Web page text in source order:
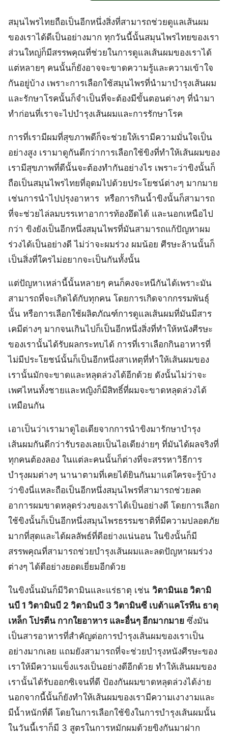
สมุนไพรไทยถือเป็นอีกหนึ่งสิ่งที่สามารถช่วยดูแลเส้นผม
ของเราได้ดีเป็นอย่างมาก ทุกวันนี้นั้นสมุนไพรไทยของเรา
ส่วนใหญ่ก็มีสรรพคุณที่ช่วยในการดูแลเส้นผมของเราได้
แต่หลายๆ คนนั้นก็ยังอาจจะขาดความรู้และความเข้าใจ
กันอยู่บ้าง เพราะการเลือกใช้สมุนไพรที่นำมาบำรุงเส้นผม
และรักษาโรคนั้นก็จำเป็นที่จะต้องมีขั้นตอนต่างๆ ที่นำมา
ทำก่อนที่เราจะไปบำรุงเส้นผมและการรักษาโรค
การที่เรามีผมที่สุขภาพดีก็จะช่วยให้เรามีความมั่นใจเป็น
อย่างสูง เรามาดูกันดีกว่าการเลือกใช้ขิงที่ทำให้เส้นผมของ
เรามีสุขภาพที่ดีนั้นจะต้องทำกันอย่างไร เพราะว่าขิงนั้นก็
ถือเป็นสมุนไพรไทยที่อุดมไปด้วยประโยชน์ต่างๆ มากมาย
เช่นการนำไปปรุงอาหาร หรือการกินน้ำขิงนั้นก็สามารถ
ที่จะช่วยไล่ลมบรรเทาอาการท้องอึดได้ และนอกเหนือไป
กว่า ขิงยังเป็นอีกหนึ่งสมุนไพรที่มันสามารถแก้ปัญหาผม
ร่วงได้เป็นอย่างดี ไม่ว่าจะผมร่วง ผมน้อย ศีรษะล้านนั้นก็
เป็นสิ่งที่ใครไม่อยากจะเป็นกันทั้งนั้น
แต่ปัญหาเหล่านี้นั้นหลายๆ คนก็คงจะหนีกันได้เพราะมัน
สามารถที่จะเกิดได้กับทุกคน โดยการเกิดจากกรรมพันธุ์
นั้น หรือการเลือกใช้ผลิตภัณฑ์การดูแลเส้นผมที่มันมีสาร
เคมีต่างๆ มากจนเกินไปก็เป็นอีกหนึ่งสิ่งที่ทำให้หนังศีรษะ
ของเรานั้นได้รับผลกระทบได้ การที่เราเลือกกินอาหารที่
ไม่มีประโยชน์นั้นก็เป็นอีกหนึ่งสาเหตุที่ทำให้เส้นผมของ
เรานั้นมักจะขาดและหลุดล่วงได้อีกด้วย ดังนั้นไม่ว่าจะ
เพศไหนทั้งชายและหญิงก็มีสิทธิ์ที่ผมจะขาดหลุดล่วงได้
เหมือนกัน
เอาเป็นว่าเรามาดูไอเดียจากการนำขิงมารักษาบำรุง
เส้นผมกันดีกว่ารับรองเลยเป็นไอเดียง่ายๆ ที่มันได้ผลจริงที่
ทุกคนต้องลอง ในแต่ละคนนั้นก็ต่างที่จะสรรหาวิธีการ
บำรุงผมต่างๆ นานาตามที่เคยได้ยินกันมาแต่ใครจะรู้บ้าง
ว่าขิงนี่แหละถือเป็นอีกหนึ่งสมุนไพรที่สามารถช่วยลด
อาการผมขาดหลุดร่วงของเราได้เป็นอย่างดี โดยการเลือก
ใช้ขิงนั้นก็เป็นอีกหนึ่งสมุนไพรธรรมชาติที่มีความปลอดภัย
มากที่สุดและได้ผลลัพธ์ที่ดีอย่างแน่นอน ในขิงนั้นก็มี
สรรพคุณที่สามารถช่วยบำรุงเส้นผมและลดปัญหาผมร่วง
ต่างๆ ได้ดีอย่างยอดเยี่ยมอีกด้วย
ในขิงนั้นมันก็มีวิตามินและแร่ธาตุ เช่น วิตามินเอ วิตามิ
นบี 1 วิตามินบี 2 วิตามินบี 3 วิตามินซี เบต้าแคโรทีน ธาตุ
เหล็ก โปรตีน กากใยอาหาร และอื่นๆ อีกมากมาย ซึ่งมัน
เป็นสารอาหารที่สำคัญต่อการบำรุงเส้นผมของเราเป็น
อย่างมากเลย แถมยังสามารถที่จะช่วยบำรุงหนังศีรษะของ
เราให้มีความแข็งแรงเป็นอย่างดีอีกด้วย ทำให้เส้นผมของ
เรานั้นได้รับออกซิเจนที่ดี ป้องกันผมขาดหลุดล่วงได้ง่าย
นอกจากนี้นั้นก็ยังทำให้เส้นผมของเรามีความเงางามและ
มีน้ำหนักที่ดี โดยในการเลือกใช้ขิงในการบำรุงเส้นผมนั้น
ในวันนี้เราก็มี 3 สูตรในการหมักผมด้วยขิงกันมาฝาก